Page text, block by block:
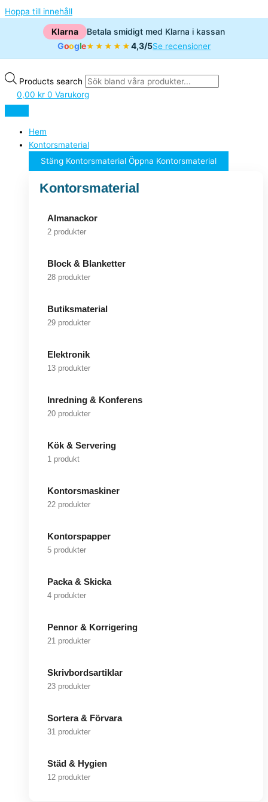
Hoppa till innehåll
Klarna
Betala smidigt med Klarna i kassan
Google★★★★★4,3/5Se recensioner
Products search
0,00 kr 0 Varukorg
Hem
Kontorsmaterial
Stäng Kontorsmaterial Öppna Kontorsmaterial
Kontorsmaterial
Almanackor
2 produkter
Block & Blanketter
28 produkter
Butiksmaterial
29 produkter
Elektronik
13 produkter
Inredning & Konferens
20 produkter
Kök & Servering
1 produkt
Kontorsmaskiner
22 produkter
Kontorspapper
5 produkter
Packa & Skicka
4 produkter
Pennor & Korrigering
21 produkter
Skrivbordsartiklar
23 produkter
Sortera & Förvara
31 produkter
Städ & Hygien
12 produkter